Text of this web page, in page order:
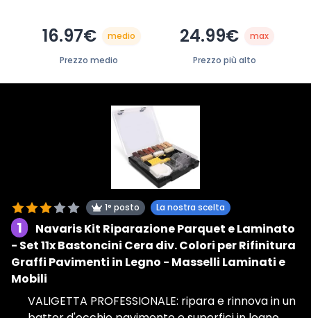
16.97€ medio
Prezzo medio
24.99€ max
Prezzo più alto
1° posto La nostra scelta
1
Navaris Kit Riparazione Parquet e Laminato
- Set 11x Bastoncini Cera div. Colori per Rifinitura
Graffi Pavimenti in Legno - Masselli Laminati e
Mobili
VALIGETTA PROFESSIONALE: ripara e rinnova in un